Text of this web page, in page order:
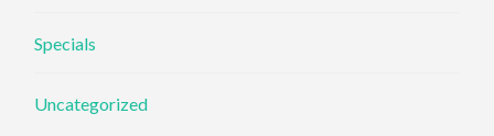
Specials
Uncategorized